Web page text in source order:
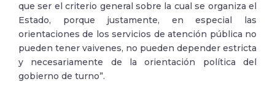
que ser el criterio general sobre la cual se organiza el
Estado, porque justamente, en especial las
orientaciones de los servicios de atención pública no
pueden tener vaivenes, no pueden depender estricta
y necesariamente de la orientación política del
gobierno de turno”.